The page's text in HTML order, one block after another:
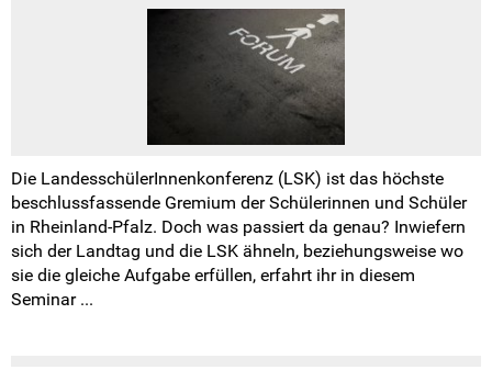
Die LandesschülerInnenkonferenz (LSK) ist das höchste
beschlussfassende Gremium der Schülerinnen und Schüler
in Rheinland-Pfalz. Doch was passiert da genau? Inwiefern
sich der Landtag und die LSK ähneln, beziehungsweise wo
sie die gleiche Aufgabe erfüllen, erfahrt ihr in diesem
Seminar ...